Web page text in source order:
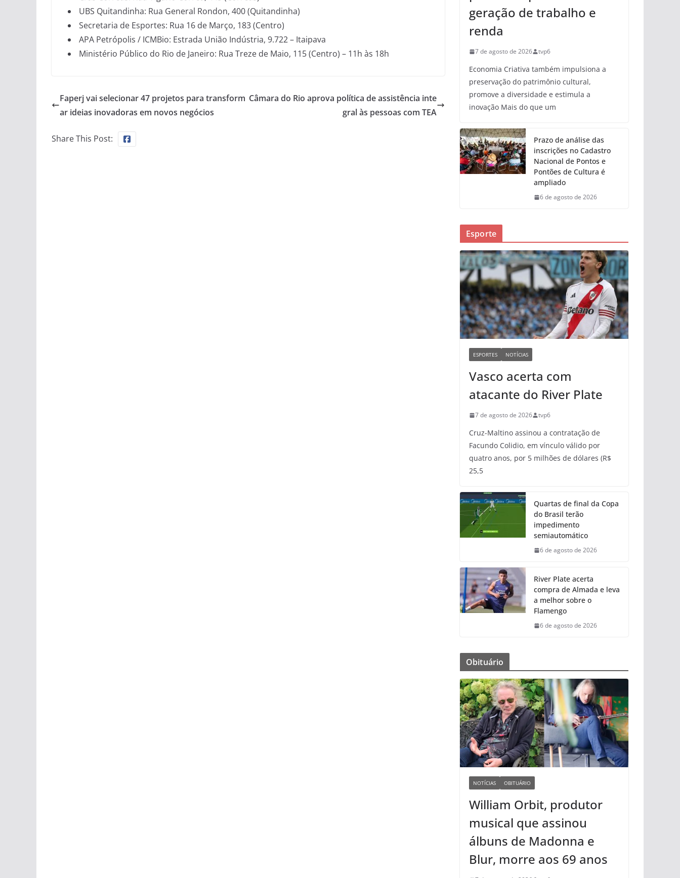
UBS Quitandinha: Rua General Rondon, 400 (Quitandinha)
Secretaria de Esportes: Rua 16 de Março, 183 (Centro)
APA Petrópolis / ICMBio: Estrada União Indústria, 9.722 – Itaipava
Ministério Público do Rio de Janeiro: Rua Treze de Maio, 115 (Centro) – 11h às 18h
Faperj vai selecionar 47 projetos para transform
ar ideias inovadoras em novos negócios
Câmara do Rio aprova política de assistência inte
gral às pessoas com TEA
Share This Post:
geração de trabalho e
renda
7 de agosto de 2026 tvp6
Economia Criativa também impulsiona a
preservação do patrimônio cultural,
promove a diversidade e estimula a
inovação Mais do que um
Prazo de análise das
inscrições no Cadastro
Nacional de Pontos e
Pontões de Cultura é
ampliado
6 de agosto de 2026
Esporte
ESPORTES NOTÍCIAS
Vasco acerta com
atacante do River Plate
7 de agosto de 2026 tvp6
Cruz-Maltino assinou a contratação de
Facundo Colidio, em vínculo válido por
quatro anos, por 5 milhões de dólares (R$
25,5
Quartas de final da Copa
do Brasil terão
impedimento
semiautomático
6 de agosto de 2026
River Plate acerta
compra de Almada e leva
a melhor sobre o
Flamengo
6 de agosto de 2026
Obituário
NOTÍCIAS OBITUÁRIO
William Orbit, produtor
musical que assinou
álbuns de Madonna e
Blur, morre aos 69 anos